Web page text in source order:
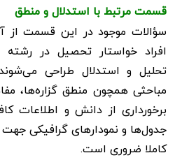
قسمت مرتبط با استدلال و منطق
سؤالات موجود در این قسمت از
افراد خواستار تحصیل در رشته
تحلیل و استدلال طراحی
مباحثی همچون منطق گزاره‌ها،
برخورداری از دانش و اطلاعات
جدول‌ها و نمودارهای گرافیکی
کاملا ضروری است.